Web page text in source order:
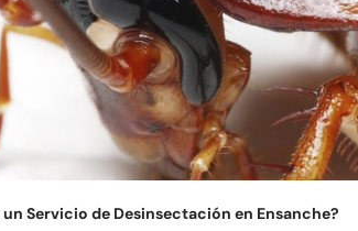
Servicio de Desinsectación en Ensanche?